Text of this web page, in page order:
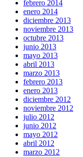
febrero 2014
enero 2014
diciembre 2013
noviembre 2013
octubre 2013
junio 2013
mayo 2013
abril 2013
marzo 2013
febrero 2013
enero 2013
diciembre 2012
noviembre 2012
julio 2012
junio 2012
mayo 2012
abril 2012
marzo 2012